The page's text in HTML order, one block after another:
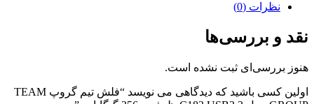
نظرات (0)
نقد و بررسی‌ها
هنوز بررسی‌ای ثبت نشده است.
اولین کسی باشید که دیدگاهی می نویسد “فلش تیم گروپ TEAM